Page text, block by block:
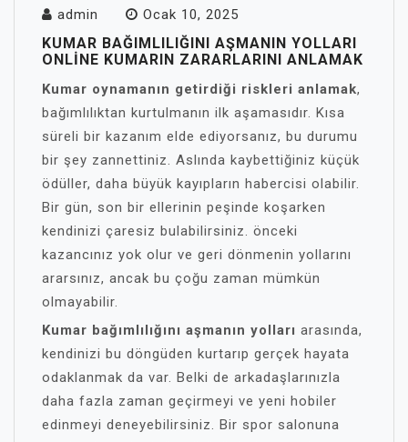
admin Ocak 10, 2025
KUMAR BAĞIMLILIĞINI AŞMANIN YOLLARI
ONLINE KUMARIN ZARARLARINI ANLAMAK
Kumar oynamanın getirdiği riskleri anlamak,
bağımlılıktan kurtulmanın ilk aşamasıdır. Kısa
süreli bir kazanım elde ediyorsanız, bu durumu
bir şey zannettiniz. Aslında kaybettiğiniz küçük
ödüller, daha büyük kayıpların habercisi olabilir.
Bir gün, son bir ellerinin peşinde koşarken
kendinizi çaresiz bulabilirsiniz. önceki
kazancınız yok olur ve geri dönmenin yollarını
ararsınız, ancak bu çoğu zaman mümkün
olmayabilir.
Kumar bağımlılığını aşmanın yolları arasında,
kendinizi bu döngüden kurtarıp gerçek hayata
odaklanmak da var. Belki de arkadaşlarınızla
daha fazla zaman geçirmeyi ve yeni hobiler
edinmeyi deneyebilirsiniz. Bir spor salonuna